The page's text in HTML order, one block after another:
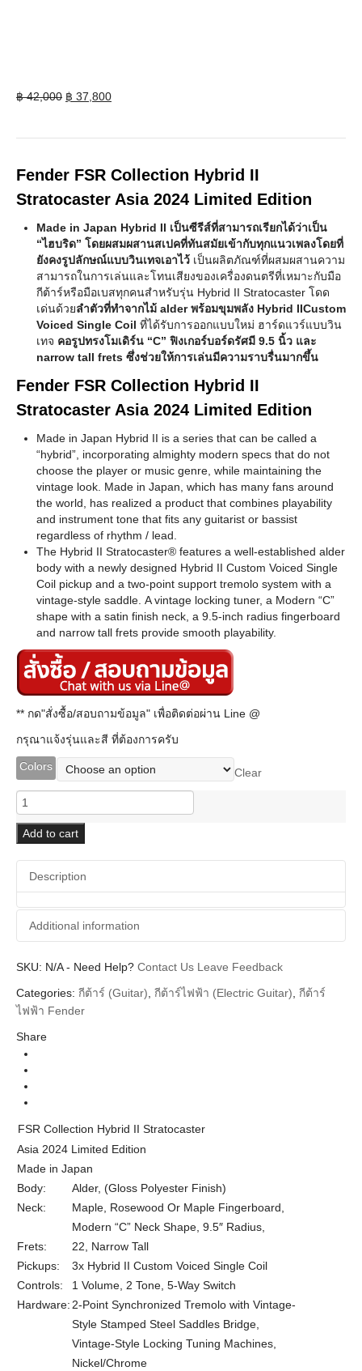
฿42,000 Original
฿ 37,800Current
Fender FSR Collection Hybrid II
Stratocaster Asia 2024 Limited Edition
Made in Japan Hybrid II เป็นซีรีส์ที่สามารถเรียกได้ว่าเป็น
“ไฮบริด” โดยผสมผสานสเปคที่ทันสมัยเข้ากับทุกแนวเพลงโดยที่
ยังคงรูปลักษณ์แบบวินเทจเอาไว้ เป็นผลิตภัณฑ์ที่ผสมผสานความ
สามารถในการเล่นและโทนเสียงของเครื่องดนตรีที่เหมาะกับมือ
กีต้าร์หรือมือเบสทุกคนสำหรับรุ่น Hybrid II Stratocaster โดด
เด่นด้วยลำตัวที่ทำจากไม้ alder พร้อมขุมพลัง Hybrid IICustom
Voiced Single Coil ที่ได้รับการออกแบบใหม่ ฮาร์ดแวร์แบบวิน
เทจ คอรูปทรงโมเดิร์น “C” ฟิงเกอร์บอร์ดรัศมี 9.5 นิ้ว และ
narrow tall frets ซึ่งช่วยให้การเล่นมีความราบรื่นมากขึ้น
Fender FSR Collection Hybrid II
Stratocaster Asia 2024 Limited Edition
Made in Japan Hybrid II is a series that can be called a
“hybrid”, incorporating almighty modern specs that do not
choose the player or music genre, while maintaining the
vintage look. Made in Japan, which has many fans around
the world, has realized a product that combines playability
and instrument tone that fits any guitarist or bassist
regardless of rhythm / lead.
The Hybrid II Stratocaster® features a well-established alder
body with a newly designed Hybrid II Custom Voiced Single
Coil pickup and a two-point support tremolo system with a
vintage-style saddle. A vintage locking tuner, a Modern “C”
shape with a satin finish neck, a 9.5-inch radius fingerboard
and narrow tall frets provide smooth playability.
** กด"สั่งซื้อ/สอบถามข้อมูล" เพื่อติดต่อผ่าน Line @
กรุณาแจ้งรุ่นและสี ที่ต้องการครับ
Colors
Clear
Fender
FSR
Collection
Hybrid
II
Stratocaster
Asia
2024
Limited
Edition
Add to cart
Description
Additional information
Additional information
Brands Fender
Rosewood Neck, Siena Sunburst Rosewood
Neck
SKU: N/A- Need Help? Contact Us Leave Feedback
Categories: กีต้าร์ (Guitar) กีต้าร์ไฟฟ้า (Electric Guitar) กีต้าร์
ไฟฟ้า Fender
Share
FSR Collection Hybrid II Stratocaster
Asia 2024 Limited Edition
Made in Japan
Body:
Alder, (Gloss Polyester Finish)
Neck:
Maple, Rosewood Or Maple Fingerboard,
Modern “C” Neck Shape, 9.5″ Radius,
Frets:
22, Narrow Tall
Pickups:
3x Hybrid II Custom Voiced Single Coil
Controls:
1 Volume, 2 Tone, 5-Way Switch
Hardware: 2-Point Synchronized Tremolo with Vintage-
Style Stamped Steel Saddles Bridge,
Vintage-Style Locking Tuning Machines,
Nickel/Chrome